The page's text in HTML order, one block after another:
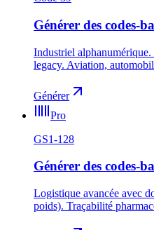
Générer des codes-
Industriel
legacy. Aviation,
Générer
Pro
GS1-128
Générer des codes-
Logistique avancée avec
poids). Traçabilité